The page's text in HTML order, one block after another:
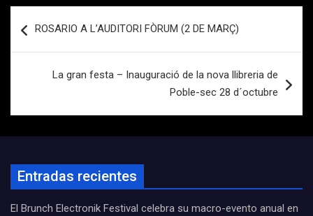
de
ROSARIO A L’AUDITORI FÒRUM (2 DE MARÇ)
La gran festa – Inauguració de la nova llibreria de
Poble-sec 28 d´octubre
Entradas recientes
El Brunch Electronik Festival celebra su macro-evento anual en